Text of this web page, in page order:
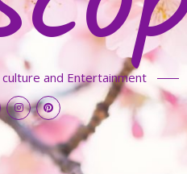
and Entertainment